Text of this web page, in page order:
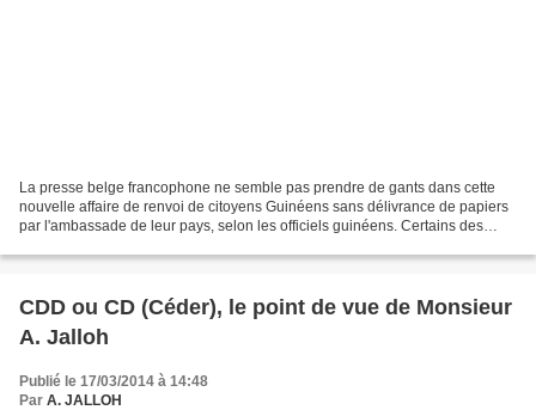
La presse belge francophone ne semble pas prendre de gants dans cette
nouvelle affaire de renvoi de citoyens Guinéens sans délivrance de papiers
par l'ambassade de leur pays, selon les officiels guinéens. Certains des
CDD ou CD (Céder), le point de vue de Monsieur
A. Jalloh
Publié le 17/03/2014 à 14:48
Par A. JALLOH